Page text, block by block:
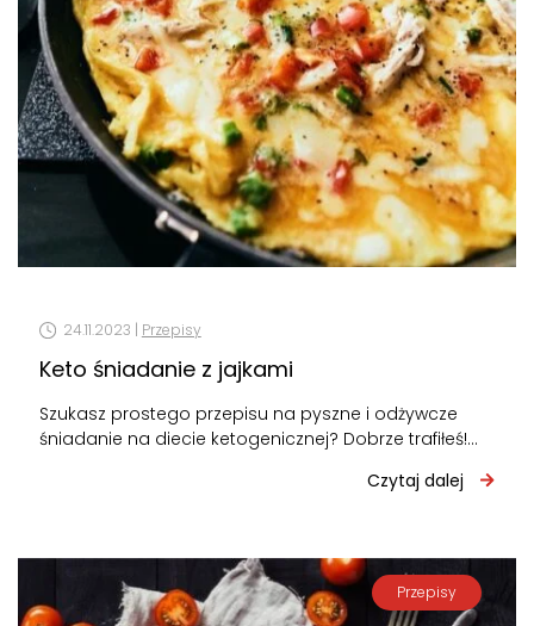
24.11.2023 | Przepisy
Keto śniadanie z jajkami
Szukasz prostego przepisu na pyszne i odżywcze
śniadanie na diecie ketogenicznej? Dobrze trafiłeś!
Czytaj dalej
Przepisy